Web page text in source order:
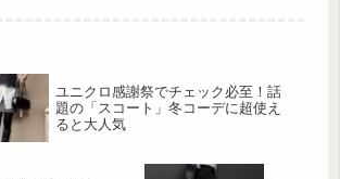
消えないニオイには、血液中を流れる
成分が関わっている可能性があるので
す。体臭には腸内環境が関係してい
た？ 出典:Pixabay イギリスの
ユニクロ感謝祭でチェック必至！話
題の「スコート」冬コーデに超使え
ると大人気